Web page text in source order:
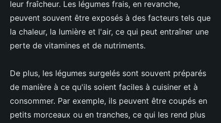
leur fraîcheur. Les légumes frais, en revanche,
peuvent souvent être exposés à des facteurs tels que
la chaleur, la lumière et l'air, ce qui peut entraîner une
perte de vitamines et de nutriments.
De plus, les légumes surgelés sont souvent préparés
de manière à ce qu'ils soient faciles à cuisiner et à
consommer. Par exemple, ils peuvent être coupés en
petits morceaux ou en tranches, ce qui les rend plus